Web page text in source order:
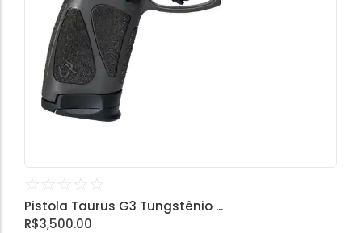
☆ ☆ ☆ ☆ ☆
Pistola Taurus G3 Tungstênio ...
R$3,500.00